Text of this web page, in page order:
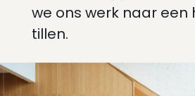
we ons werk naar een
tillen.